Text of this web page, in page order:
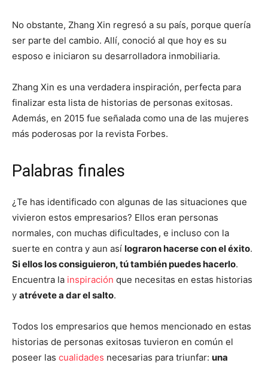
No obstante, Zhang Xin regresó a su país, porque quería
ser parte del cambio. Allí, conoció al que hoy es su
esposo e iniciaron su desarrolladora inmobiliaria.
Zhang Xin es una verdadera inspiración, perfecta para
finalizar esta lista de historias de personas exitosas.
Además, en 2015 fue señalada como una de las mujeres
más poderosas por la revista Forbes.
Palabras finales
¿Te has identificado con algunas de las situaciones que
vivieron estos empresarios? Ellos eran personas
normales, con muchas dificultades, e incluso con la
suerte en contra y aun así lograron hacerse con el éxito.
Si ellos los consiguieron, tú también puedes hacerlo.
Encuentra la inspiración que necesitas en estas historias
y atrévete a dar el salto.
Todos los empresarios que hemos mencionado en estas
historias de personas exitosas tuvieron en común el
poseer las cualidades necesarias para triunfar: una